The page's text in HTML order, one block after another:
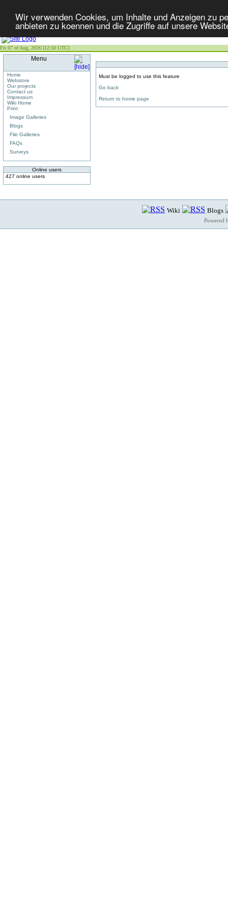
Wir verwenden Cookies, um Inhalte und Anzeigen zu
anbieten zu koennen und die Zugriffe auf unsere
Fri 07 of Aug, 2026 [12:50 UTC]
Menu
Home
Webstore
Our projects
Contact us
Impressum
Wiki Home
Print
Image Galleries
Blogs
File Galleries
FAQs
Surveys
Online users
427 online users
Must be logged to use this feature
Go back
Return to home page
Wiki Blogs
Powered